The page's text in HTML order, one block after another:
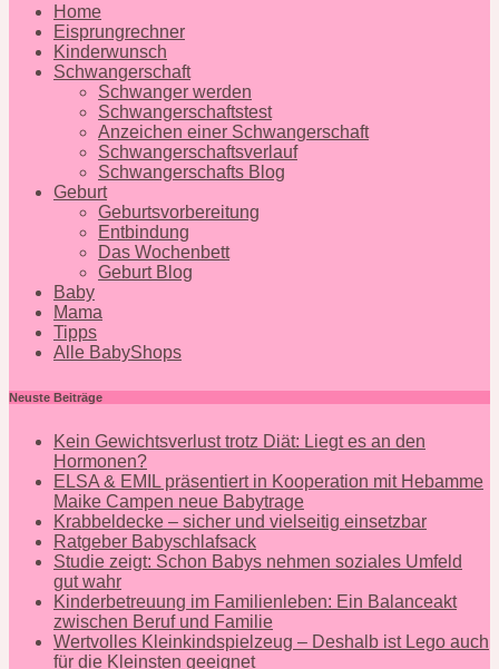
Home
Eisprungrechner
Kinderwunsch
Schwangerschaft
Schwanger werden
Schwangerschaftstest
Anzeichen einer Schwangerschaft
Schwangerschaftsverlauf
Schwangerschafts Blog
Geburt
Geburtsvorbereitung
Entbindung
Das Wochenbett
Geburt Blog
Baby
Mama
Tipps
Alle BabyShops
Neuste Beiträge
Kein Gewichtsverlust trotz Diät: Liegt es an den
Hormonen?
ELSA & EMIL präsentiert in Kooperation mit Hebamme
Maike Campen neue Babytrage
Krabbeldecke – sicher und vielseitig einsetzbar
Ratgeber Babyschlafsack
Studie zeigt: Schon Babys nehmen soziales Umfeld
gut wahr
Kinderbetreuung im Familienleben: Ein Balanceakt
zwischen Beruf und Familie
Wertvolles Kleinkindspielzeug – Deshalb ist Lego auch
für die Kleinsten geeignet